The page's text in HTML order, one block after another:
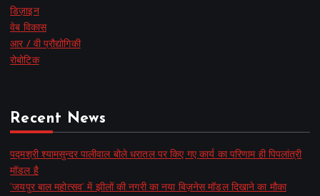
डिज़ाइन
वेब विकास
आर / वी प्रौद्योगिकी
रोबोटिक
Recent News
पद्मश्री श्यामसुन्दर पालीवाल बोले धरातल पर किए गए कार्य का परिणाम ही पिपलांत्री
मॉडल है
‘जयपुर बाल महोत्सव’ में झीलों की नगरी का नया बिज़नेस मॉडल दिखाने का मौका